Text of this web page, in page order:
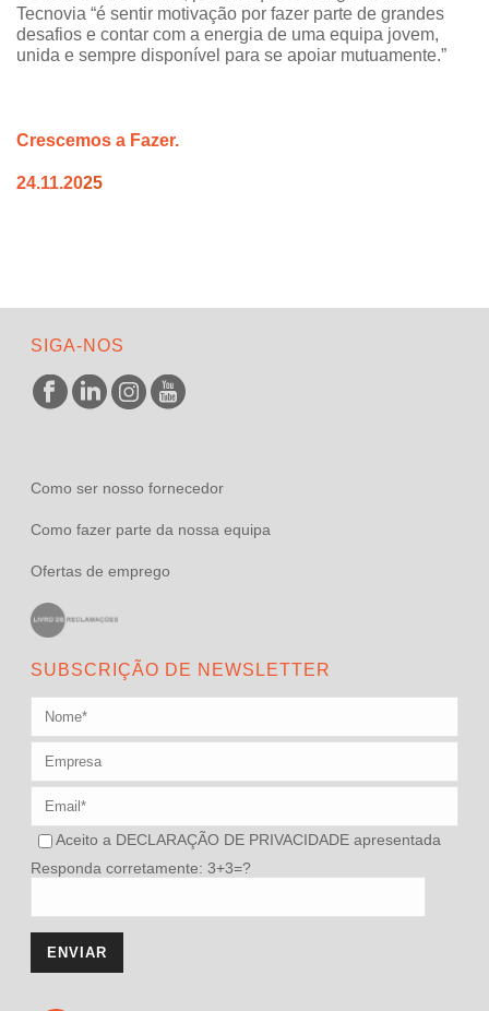
Tecnovia “é sentir motivação por fazer parte de grandes
desafios e contar com a energia de uma equipa jovem,
unida e sempre disponível para se apoiar mutuamente.”
Crescemos a Fazer.
24.11.2025
SIGA-NOS
Como ser nosso fornecedor
Como fazer parte da nossa equipa
Ofertas de emprego
SUBSCRIÇÃO DE NEWSLETTER
Aceito a DECLARAÇÃO DE PRIVACIDADE apresentada
Responda corretamente: 3+3=?